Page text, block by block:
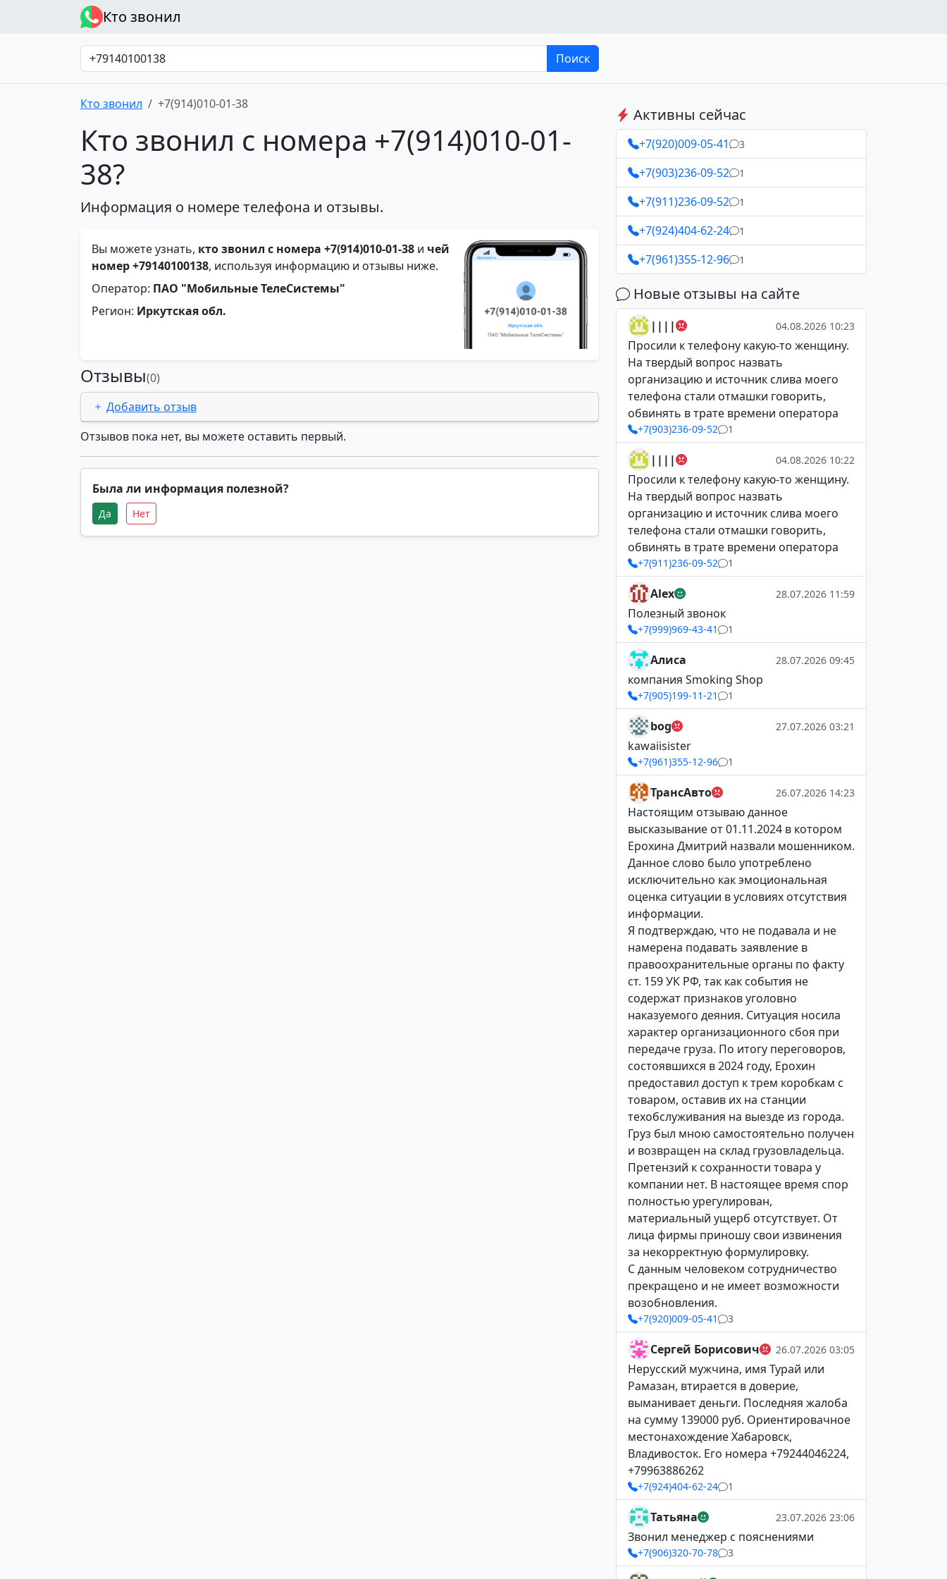
Кто звонил
Поиск
Кто звонил +7(914)010-01-38
Кто звонил с номера +7(914)010-01-
38?
Информация о номере телефона и отзывы.
Вы можете узнать, кто звонил с номера +7(914)010-01-38 и чей
номер +79140100138, используя информацию и отзывы ниже.
Оператор: ПАО "Мобильные ТелеСистемы"
Регион: Иркутская обл.
Отзывы(0)
Добавить отзыв
Отзывов пока нет, вы можете оставить первый.
Была ли информация полезной?
Да Нет
Активны сейчас
+7(920)009-05-41 3
+7(903)236-09-52 1
+7(911)236-09-52 1
+7(924)404-62-24 1
+7(961)355-12-96 1
Новые отзывы на сайте
|||| 04.08.2026 10:23
Просили к телефону какую-то женщину.
На твердый вопрос назвать
организацию и источник слива моего
телефона стали отмашки говорить,
обвинять в трате времени оператора
+7(903)236-09-52 1
|||| 04.08.2026 10:22
Просили к телефону какую-то женщину.
На твердый вопрос назвать
организацию и источник слива моего
телефона стали отмашки говорить,
обвинять в трате времени оператора
+7(911)236-09-52 1
Alex 28.07.2026 11:59
Полезный звонок
+7(999)969-43-41 1
Алиса 28.07.2026 09:45
компания Smoking Shop
+7(905)199-11-21 1
bog 27.07.2026 03:21
kawaiisister
+7(961)355-12-96 1
ТрансАвто 26.07.2026 14:23
Настоящим отзываю данное
высказывание от 01.11.2024 в котором
Ерохина Дмитрий назвали мошенником.
Данное слово было употреблено
исключительно как эмоциональная
оценка ситуации в условиях отсутствия
информации.
Я подтверждаю, что не подавала и не
намерена подавать заявление в
правоохранительные органы по факту
ст. 159 УК РФ, так как события не
содержат признаков уголовно
наказуемого деяния. Ситуация носила
характер организационного сбоя при
передаче груза. По итогу переговоров,
состоявшихся в 2024 году, Ерохин
предоставил доступ к трем коробкам с
товаром, оставив их на станции
техобслуживания на выезде из города.
Груз был мною самостоятельно получен
и возвращен на склад грузовладельца.
Претензий к сохранности товара у
компании нет. В настоящее время спор
полностью урегулирован,
материальный ущерб отсутствует. От
лица фирмы приношу свои извинения
за некорректную формулировку.
С данным человеком сотрудничество
прекращено и не имеет возможности
возобновления.
+7(920)009-05-41 3
Сергей Борисович 26.07.2026 03:05
Нерусский мужчина, имя Турай или
Рамазан, втирается в доверие,
выманивает деньги. Последняя жалоба
на сумму 139000 руб. Ориентировачное
местонахождение Хабаровск,
Владивосток. Его номера +79244046224,
+79963886262
+7(924)404-62-24 1
Татьяна 23.07.2026 23:06
Звонил менеджер с пояснениями
+7(906)320-70-78 3